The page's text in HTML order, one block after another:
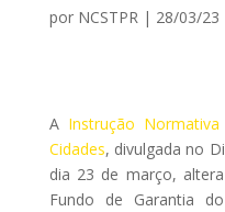
por NCSTPR| 28/03/23
A Instrução
Cidades, divulgada no
dia 23 de março,
Fundo de Garantia